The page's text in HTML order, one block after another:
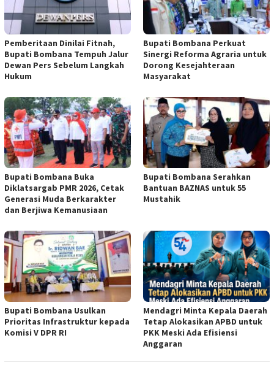
Pemberitaan Dinilai Fitnah,
Bupati Bombana Tempuh Jalur
Dewan Pers Sebelum Langkah
Hukum
Bupati Bombana Perkuat
Sinergi Reforma Agraria untuk
Dorong Kesejahteraan
Masyarakat
Bupati Bombana Buka
Diklatsargab PMR 2026, Cetak
Generasi Muda Berkarakter
dan Berjiwa Kemanusiaan
Bupati Bombana Serahkan
Bantuan BAZNAS untuk 55
Mustahik
Bupati Bombana Usulkan
Prioritas Infrastruktur kepada
Komisi V DPR RI
Mendagri Minta Kepala Daerah
Tetap Alokasikan APBD untuk
PKK Meski Ada Efisiensi
Anggaran